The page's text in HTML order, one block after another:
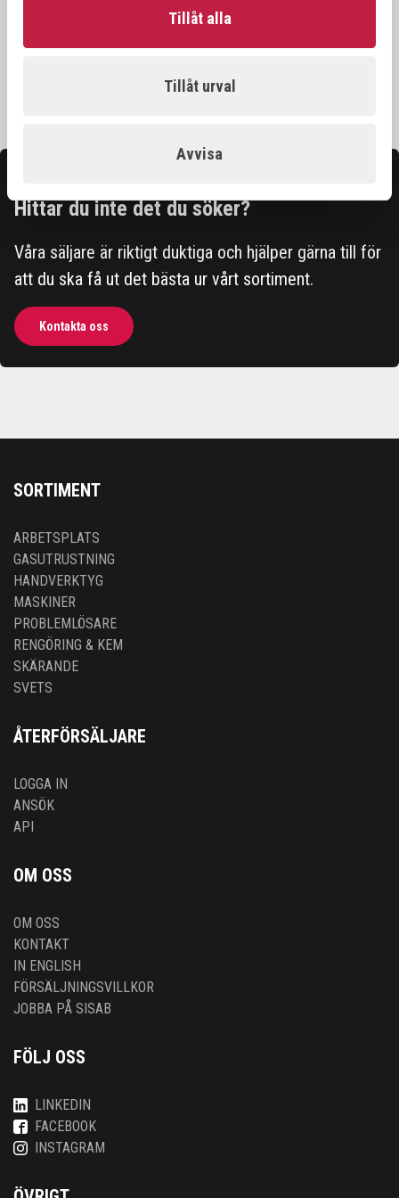
Tillåt alla
Tillåt urval
Avvisa
Hittar du inte det du söker?
Våra säljare är riktigt duktiga och hjälper gärna till för
att du ska få ut det bästa ur vårt sortiment.
Kontakta oss
SORTIMENT
ARBETSPLATS
GASUTRUSTNING
HANDVERKTYG
MASKINER
PROBLEMLÖSARE
RENGÖRING & KEM
SKÄRANDE
SVETS
ÅTERFÖRSÄLJARE
LOGGA IN
ANSÖK
API
OM OSS
OM OSS
KONTAKT
IN ENGLISH
FÖRSÄLJNINGSVILLKOR
JOBBA PÅ SISAB
FÖLJ OSS
LINKEDIN
FACEBOOK
INSTAGRAM